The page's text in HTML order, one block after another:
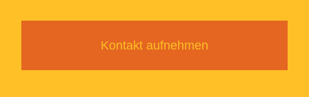
Kontakt aufnehmen